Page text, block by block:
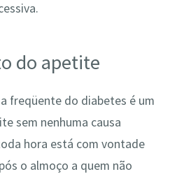
do apetite
freqüente do diabetes é um
sem nenhuma causa
hora está com vontade
o almoço a quem não